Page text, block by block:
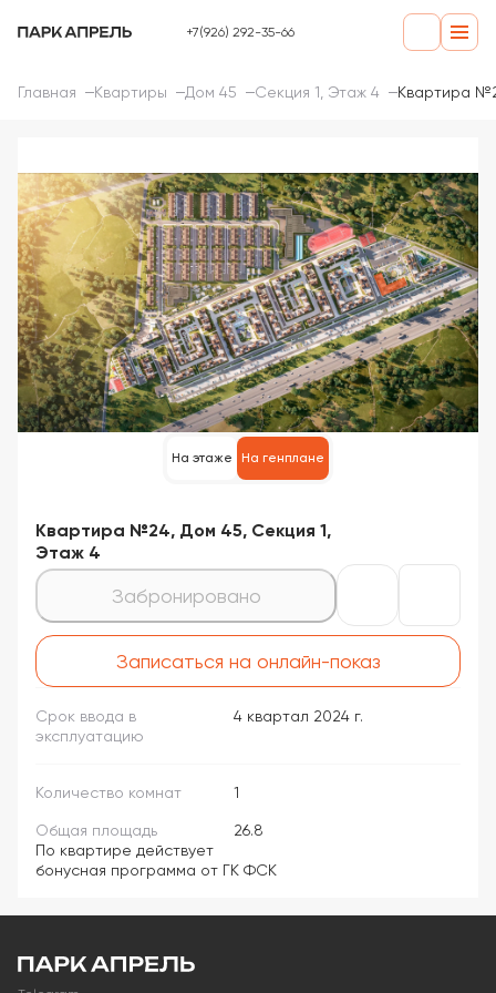
+7(926) 292-35-66
Главная Квартиры Дом 45 Секция 1, Этаж 4 Квартира
На этаже На генплане
Квартира №24, Дом 45, Секция 1,
Этаж 4
Забронировано
Записаться на онлайн-показ
Срок ввода в
эксплуатацию
4 квартал 2024 г.
Количество комнат 1
Общая площадь
26.8
По квартире действует
бонусная программа от ГК ФСК